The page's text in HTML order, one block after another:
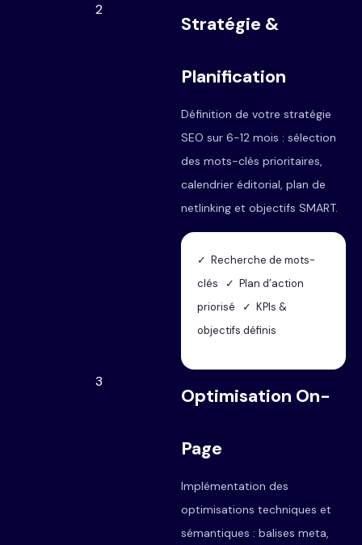
2
Stratégie &
Planification
Définition de votre stratégie
SEO sur 6-12 mois : sélection
des mots-clés prioritaires,
calendrier éditorial, plan de
netlinking et objectifs SMART.
✓ Recherche de mots-
clés ✓ Plan d’action
priorisé ✓ KPIs &
objectifs définis
3
Optimisation On-
Page
Implémentation des
optimisations techniques et
sémantiques : balises meta,